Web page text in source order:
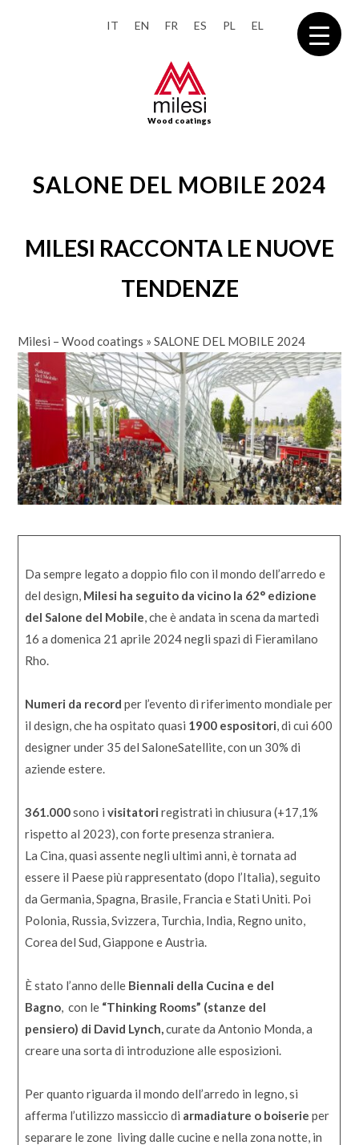
IT EN FR ES PL EL
Wood coatings
SALONE DEL MOBILE 2024
MILESI RACCONTA LE NUOVE
TENDENZE
Milesi – Wood coatings »SALONE DEL MOBILE 2024
Da sempre legato a doppio filo con il mondo dell’arredo e
del design, Milesi ha seguito da vicino la 62° edizione
del Salone del Mobile, che è andata in scena da martedì
16 a domenica 21 aprile 2024 negli spazi di Fieramilano
Rho.
Numeri da record per l’evento di riferimento mondiale per
il design, che ha ospitato quasi 1900 espositori, di cui 600
designer under 35 del SaloneSatellite, con un 30% di
aziende estere.
361.000sono i visitatori registrati in chiusura (+17,1%
rispetto al 2023), con forte presenza straniera.
La Cina, quasi assente negli ultimi anni, è tornata ad
essere il Paese più rappresentato (dopo l’Italia), seguito
da Germania, Spagna, Brasile, Francia e Stati Uniti. Poi
Polonia, Russia, Svizzera, Turchia, India, Regno unito,
Corea del Sud, Giappone e Austria.
È stato l’anno delle Biennali della Cucina e del
Bagno, con le “Thinking Rooms” (stanze del
pensiero) di David Lynch,curate da Antonio Monda, a
creare una sorta di introduzione alle esposizioni.
Per quanto riguarda il mondo dell’arredo in legno, si
afferma l’utilizzo massiccio di armadiature o boiserie per
separare le zone living dalle cucine e nella zona notte, in